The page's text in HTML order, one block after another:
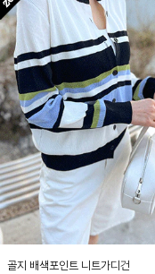
골지 배색포인트 니트가디건